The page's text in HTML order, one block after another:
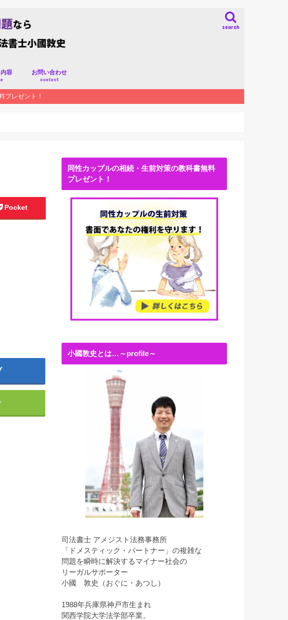
search
容 お問い合わせ
contact
プレゼント！
Pocket
同性カップルの相続・生前対策の教科書無料
プレゼント！
小國敦史とは…～profile～
司法書士 アメジスト法務事務所
「ドメスティック・パートナー」の複雑な
問題を瞬時に解決するマイナー社会の
リーガルサポーター
小國 敦史（おぐに・あつし）
1988年兵庫県神戸市生まれ
関西学院大学法学部卒業。